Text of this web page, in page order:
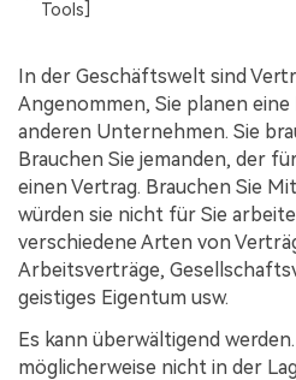
PDF OCR
PDF freigeben
eSign PDFs rechtmäßig Neu
Branchen
Bildung
IT-Dienstleistung
Rechtliches
Kontakt zum Support
Benutzerhandbuch
PDFelement für Windows
PDFelement für Mac
PDFelement für iOS
PDFelement für Android
Mehr erfahren
Tools]
In der Geschäftswelt sind
Angenommen, Sie planen
anderen Unternehmen. Sie
Brauchen Sie jemanden, der
einen Vertrag. Brauchen Sie
würden sie nicht für Sie
verschiedene Arten von
Arbeitsverträge,
geistiges Eigentum usw.
Es kann überwältigend
möglicherweise nicht in der